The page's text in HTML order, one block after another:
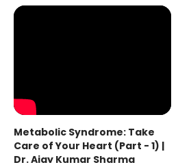
Metabolic Syndrome: Take
Care of Your Heart (Part - 1) |
Dr. Ajay Kumar Sharma